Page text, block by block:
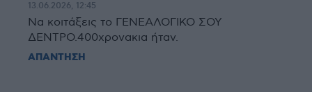
13.06.2026, 12:45
Να κοιτάξεις το ΓΕΝΕΑΛΟΓΙΚΟ ΣΟΥ
ΔΕΝΤΡΟ.400χρονακια ήταν.
ΑΠΑΝΤΗΣΗ